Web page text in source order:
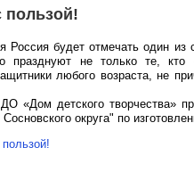
пользой!
Россия будет отмечать один
празднуют не только те,
любого возраста, не
«Дом детского творчества»
округа" по